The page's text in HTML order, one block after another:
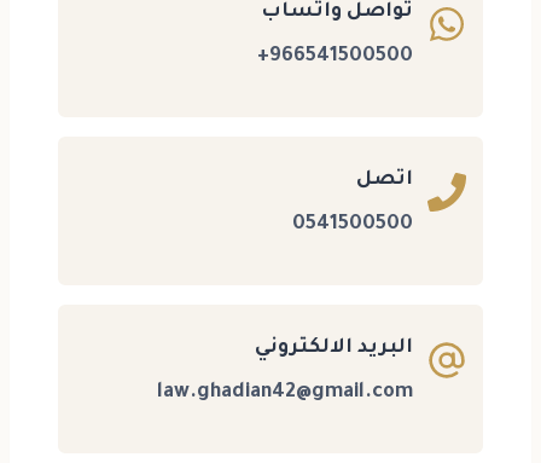
تواصل واتساب
966541500500+
اتصل
0541500500
البريد الالكتروني
law.ghadian42@gmail.com